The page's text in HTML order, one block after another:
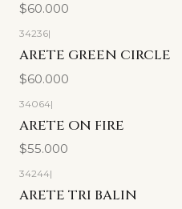
$60.000
34236|
ARETE GREEN CIRCLE
$60.000
34064|
ARETE ON FIRE
$55.000
34244|
ARETE TRI BALIN